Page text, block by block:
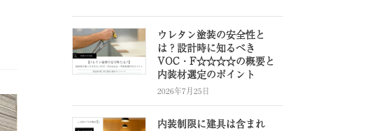
ウレタン塗装の安全性と
は？設計時に知るべき
VOC・F☆☆☆☆の概要と
内装材選定のポイント
2026年7月25日
内装制限に建具は含まれ